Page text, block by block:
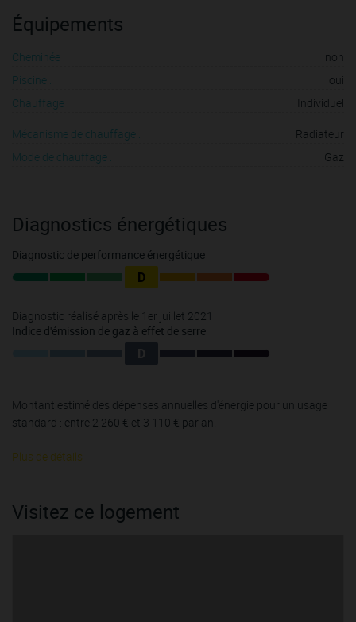
Équipements
Cheminée :
non
Piscine :
oui
Chauffage :
Individuel
Mécanisme de chauffage :
Radiateur
Mode de chauffage :
Gaz
Diagnostics énergétiques
Diagnostic de performance énergétique
D
Diagnostic réalisé après le 1er juillet 2021
Indice d'émission de gaz à effet de serre
D
Montant estimé des dépenses annuelles d'énergie pour un usage
standard : entre 2 260 € et 3 110 € par an.
Plus de détails
Visitez ce logement